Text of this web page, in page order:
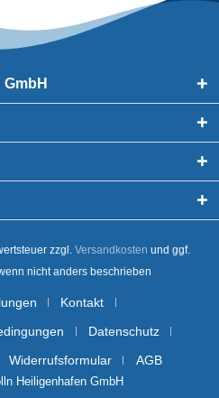
zzgl. Versandkosten und ggf.
nicht anders beschrieben
Kontakt
Datenschutz
Widerrufsformular AGB
Heiligenhafen GmbH